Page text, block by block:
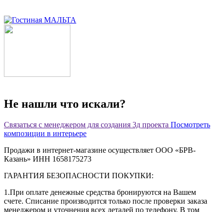
Не нашли что искали?
Связаться с менеджером для создания 3д проекта Посмотреть
композиции в интерьере
Продажи в интернет-магазине осуществляет ООО «БРВ-
Казань» ИНН 1658175273
ГАРАНТИЯ БЕЗОПАСНОСТИ ПОКУПКИ:
1.При оплате денежные средства бронируются на Вашем
счете. Списание производится только после проверки заказа
менеджером и уточнения всех деталей по телефону. В том